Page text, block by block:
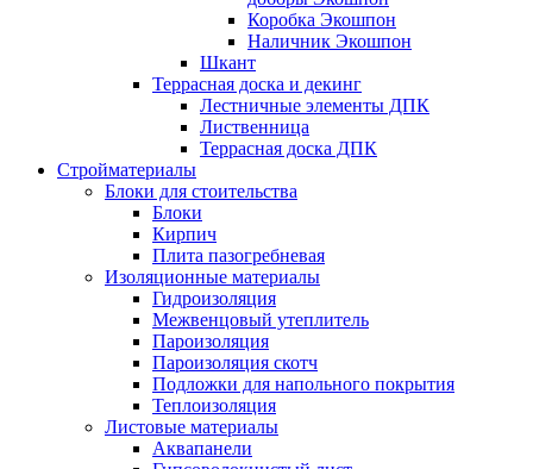
Коробка Экошпон
Наличник Экошпон
Шкант
Террасная доска и декинг
Лестничные элементы ДПК
Лиственница
Террасная доска ДПК
Стройматериалы
Блоки для стоительства
Блоки
Кирпич
Плита пазогребневая
Изоляционные материалы
Гидроизоляция
Межвенцовый утеплитель
Пароизоляция
Пароизоляция скотч
Подложки для напольного покрытия
Теплоизоляция
Листовые материалы
Аквапанели